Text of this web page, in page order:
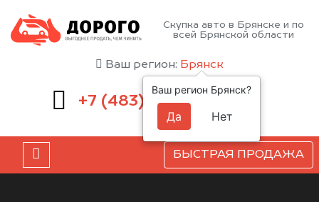
Скупка авто в Брянске и по
всей Брянской области
Ваш регион: Брянск
+7 (483) 232-00-41
БЫСТРАЯ ПРОДАЖА
Ваш регион Брянск?
Да Нет